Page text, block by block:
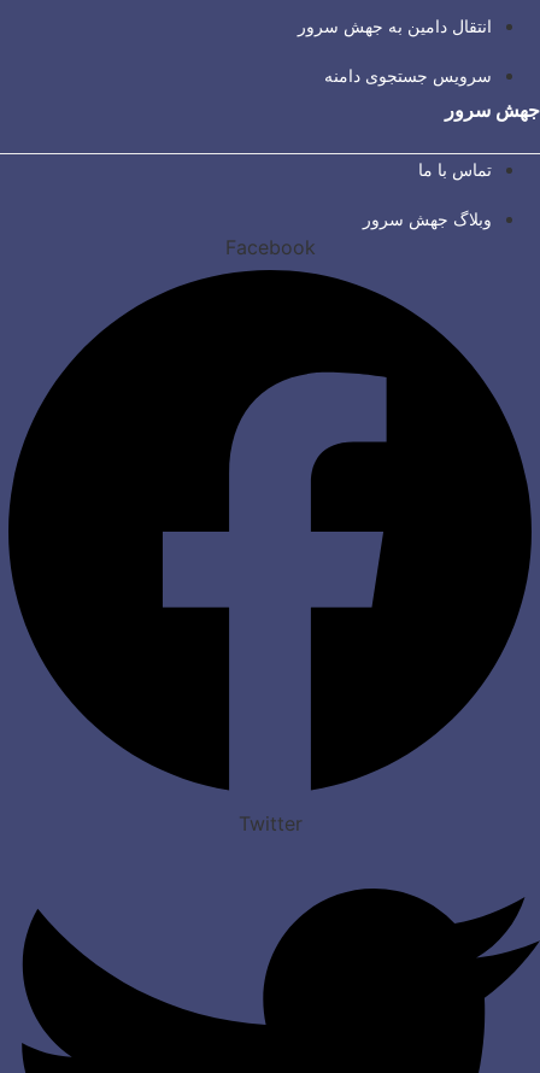
انتقال دامین به جهش سرور
سرویس جستجوی دامنه
جهش سرور
تماس با ما
وبلاگ جهش سرور
Facebook
Twitter